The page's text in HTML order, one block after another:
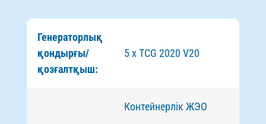
Генераторлық
қондырғы/
қозғалтқыш:
5 x TCG 2020 V20
Контейнерлік ЖЭО